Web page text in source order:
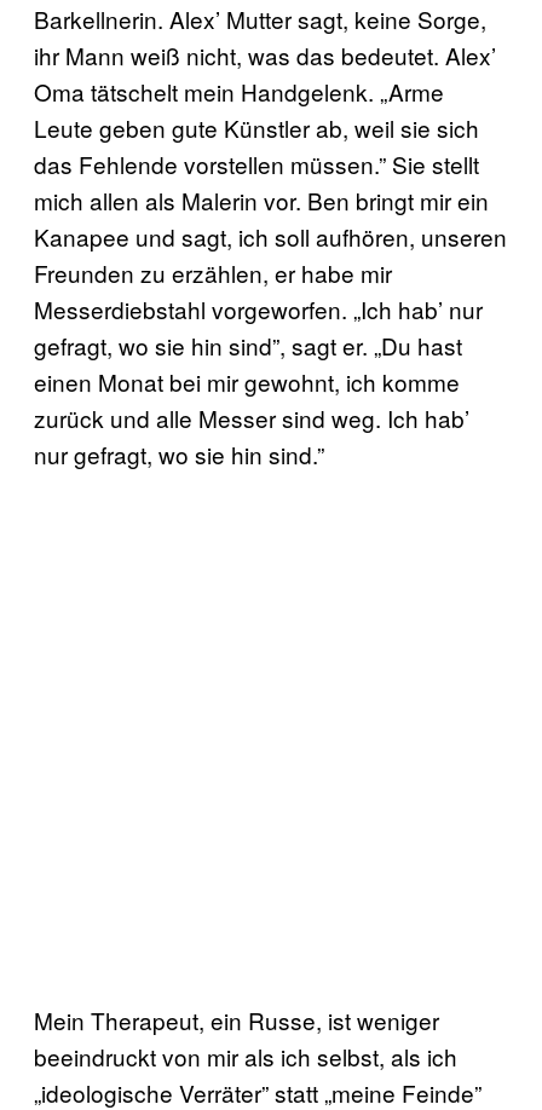
Barkellnerin. Alex’ Mutter sagt, keine Sorge,
ihr Mann weiß nicht, was das bedeutet. Alex’
Oma tätschelt mein Handgelenk. „Arme
Leute geben gute Künstler ab, weil sie sich
das Fehlende vorstellen müssen.” Sie stellt
mich allen als Malerin vor. Ben bringt mir ein
Kanapee und sagt, ich soll aufhören, unseren
Freunden zu erzählen, er habe mir
Messerdiebstahl vorgeworfen. „Ich hab’ nur
gefragt, wo sie hin sind”, sagt er. „Du hast
einen Monat bei mir gewohnt, ich komme
zurück und alle Messer sind weg. Ich hab’
nur gefragt, wo sie hin sind.”
Mein Therapeut, ein Russe, ist weniger
beeindruckt von mir als ich selbst, als ich
„ideologische Verräter” statt „meine Feinde”